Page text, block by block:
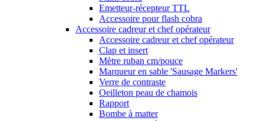
Emetteur-récepteur TTL
Accessoire pour flash cobra
Accessoire cadreur et chef opérateur
Accessoire cadreur et chef opérateur
Clap et insert
Mètre ruban cm/pouce
Marqueur en sable 'Sausage Markers'
Verre de contraste
Oeilleton peau de chamois
Rapport
Bombe à matter